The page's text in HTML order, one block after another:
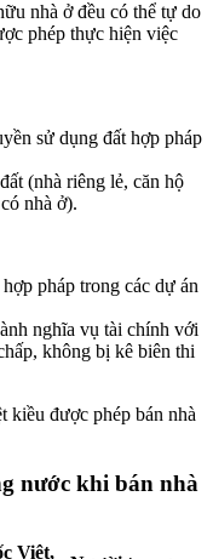
nhà ở đều có thể tự do
phép thực hiện việc
sử dụng đất hợp pháp
(nhà riêng lẻ, căn hộ
nhà ở).
pháp trong các dự án
nghĩa vụ tài chính với
không bị kê biên thi
được phép bán nhà
nước khi bán nhà
Việt,